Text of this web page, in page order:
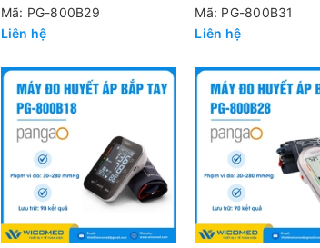
Mã: PG-800B29
Liên hệ
Mã: PG-800B31
Liên hệ